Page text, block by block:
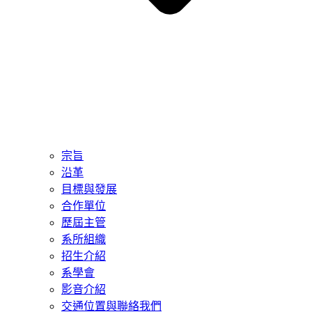
宗旨
沿革
目標與發展
合作單位
歷屆主管
系所組織
招生介紹
系學會
影音介紹
交通位置與聯絡我們